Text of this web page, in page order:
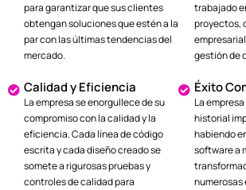
para garantizar que sus clientes
obtengan soluciones que estén a la
par con las últimas tendencias del
mercado.
trabajado
proyectos,
gestión de
Calidad y Eficiencia
La empresa se enorgullece de su
compromiso con la calidad y la
eficiencia. Cada línea de código
escrita y cada diseño creado se
somete a rigurosas pruebas y
controles de calidad para
Éxito
La
historial
habiendo
software a
numerosas